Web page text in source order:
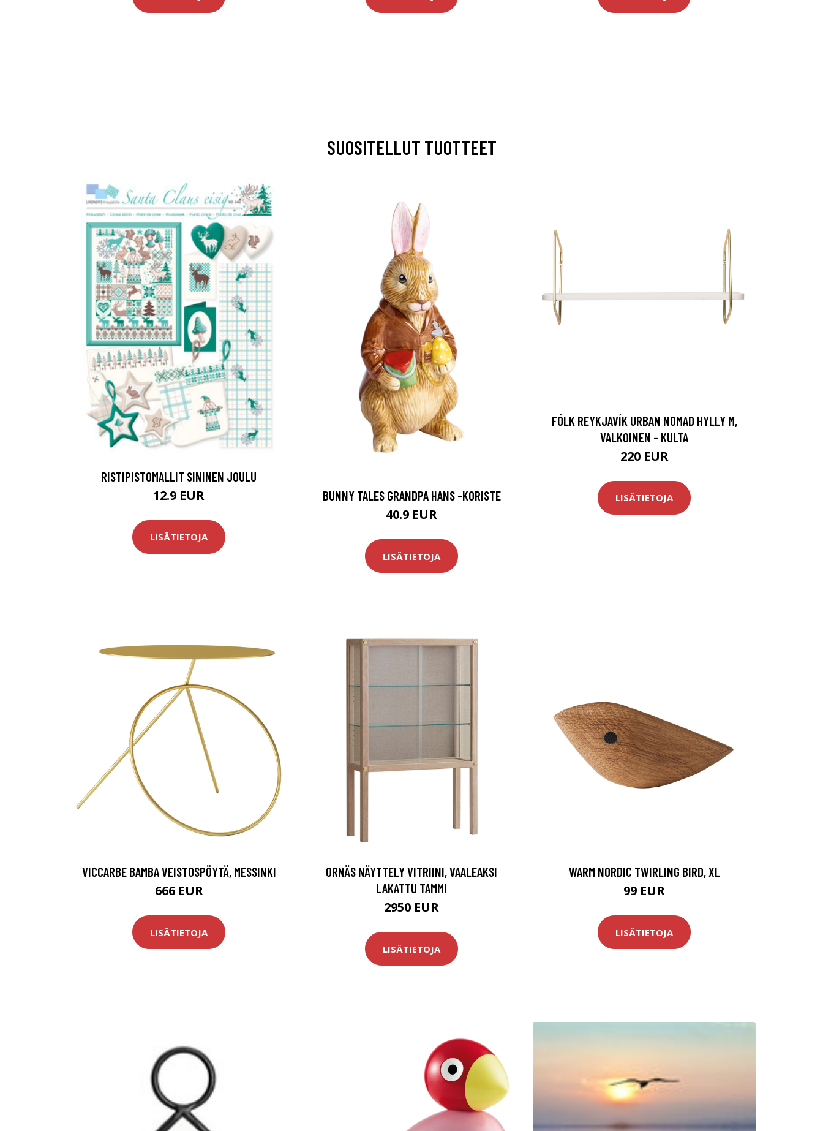
SUOSITELLUT TUOTTEET
RISTIPISTOMALLIT SININEN JOULU
12.9 EUR
LISÄTIETOJA
BUNNY TALES GRANDPA HANS -KORISTE
40.9 EUR
LISÄTIETOJA
FÓLK REYKJAVÍK URBAN NOMAD HYLLY M,
VALKOINEN - KULTA
220 EUR
LISÄTIETOJA
VICCARBE BAMBA VEISTOSPÖYTÄ, MESSINKI
666 EUR
LISÄTIETOJA
ORNÄS NÄYTTELY VITRIINI, VAALEAKSI
LAKATTU TAMMI
2950 EUR
LISÄTIETOJA
WARM NORDIC TWIRLING BIRD, XL
99 EUR
LISÄTIETOJA